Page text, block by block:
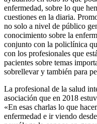
enfermedad, sobre lo que
cuestiones en la diaria.
no solo a nivel de público
conocimiento sobre la
conjunto con la policlínica
con los profesionales que
pacientes sobre temas
sobrellevar y también para
La profesional de la salud
asociación que en 2018
«En esas charlas lo que
enfermedad e ir viendo